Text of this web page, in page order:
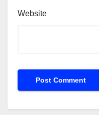
Website